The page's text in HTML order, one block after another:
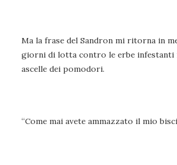
Ma la frase del Sandron mi ritorna in
giorni di lotta contro le erbe infestanti
ascelle dei pomodori.
“Come mai avete ammazzato il mio